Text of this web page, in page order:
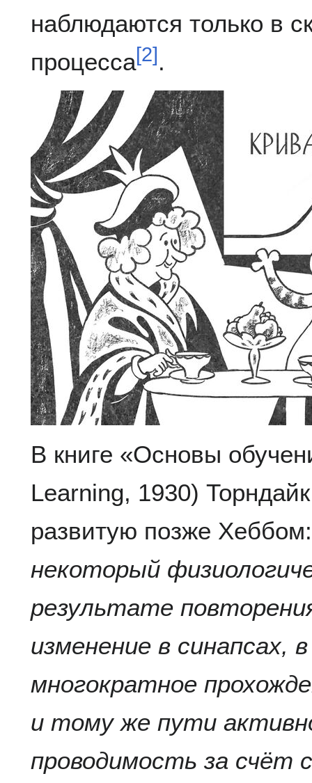
наблюдаются только в
процесса[2] .
В книге «Основы
Learning, 1930)
развитую позже
некоторый
результате
изменение в синапсах,
многократное
и тому же пути
проводимость за счёт